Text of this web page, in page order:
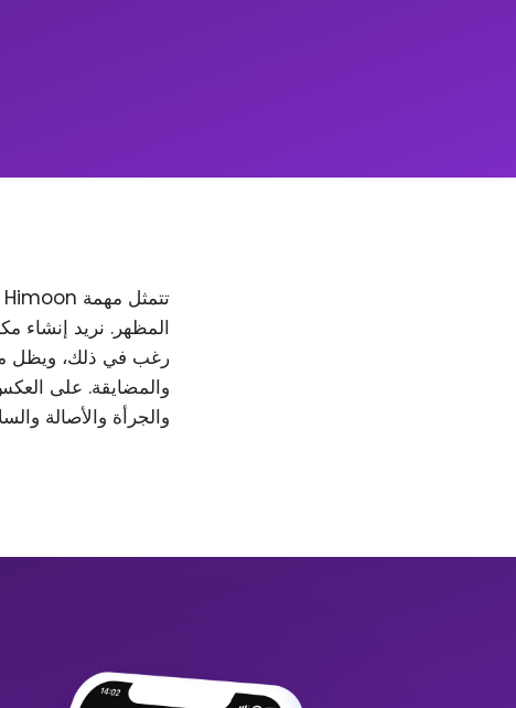
والمضايقة. على
والجرأة والأصالة